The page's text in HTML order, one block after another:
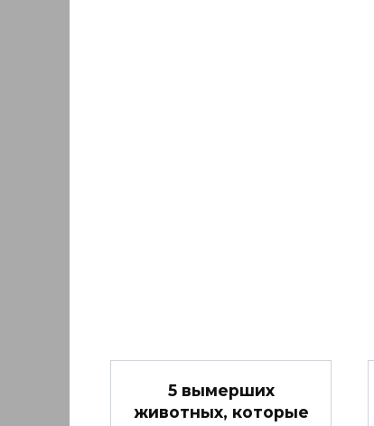
5 вымерших
животных, которые